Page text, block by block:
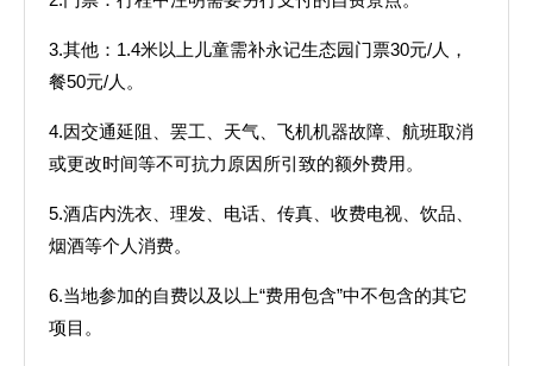
3.其他：1.4米以上儿童需补永记生态园门票30元/人，
餐50元/人。
4.因交通延阻、罢工、天气、飞机机器故障、航班取消
或更改时间等不可抗力原因所引致的额外费用。
5.酒店内洗衣、理发、电话、传真、收费电视、饮品、
烟酒等个人消费。
6.当地参加的自费以及以上“费用包含”中不包含的其它
项目。